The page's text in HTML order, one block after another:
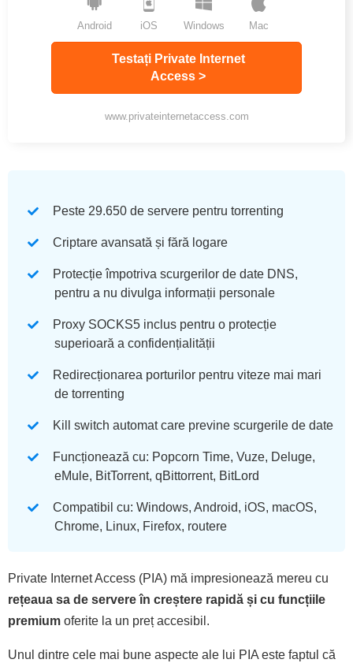
Windows Mac
Android iOS
Testați Private Internet
Access >
www.privateinternetaccess.com
Peste 29.650 de servere pentru torrenting
Criptare avansată și fără logare
Protecție împotriva scurgerilor de date DNS,
pentru a nu divulga informații personale
Proxy SOCKS5 inclus pentru o protecție
superioară a confidențialității
Redirecționarea porturilor pentru viteze mai mari
de torrenting
Kill switch automat care previne scurgerile de date
Funcționează cu: Popcorn Time, Vuze, Deluge,
eMule, BitTorrent, qBittorrent, BitLord
Compatibil cu: Windows, Android, iOS, macOS,
Chrome, Linux, Firefox, routere
Private Internet Access (PIA) mă impresionează mereu cu
rețeaua sa de servere în creștere rapidă și cu funcțiile
premium oferite la un preț accesibil.
Unul dintre cele mai bune aspecte ale lui PIA este faptul că